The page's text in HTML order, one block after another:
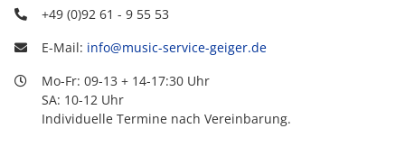
+49 (0)92 61 - 9 55 53
E-Mail: info@music-service-geiger.de
Mo-Fr: 09-13 + 14-17:30 Uhr
SA: 10-12 Uhr
Individuelle Termine nach Vereinbarung.